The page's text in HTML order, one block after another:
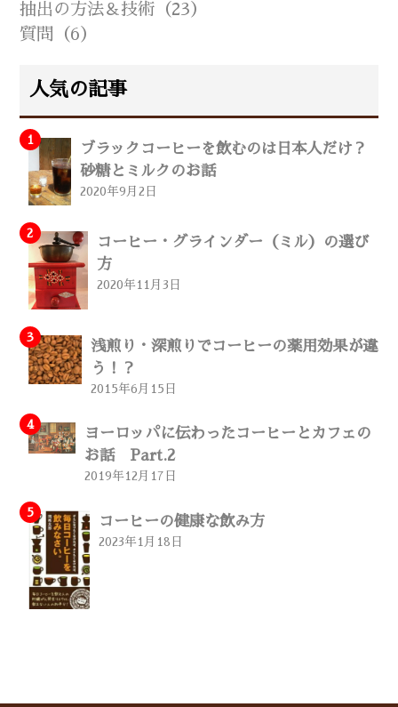
抽出の方法＆技術（23）
質問（6）
人気の記事
ブラックコーヒーを飲むのは日本人だけ？
砂糖とミルクのお話
2020年9月2日
コーヒー・グラインダー（ミル）の選び
方
2020年11月3日
浅煎り・深煎りでコーヒーの薬用効果が違
う！？
2015年6月15日
ヨーロッパに伝わったコーヒーとカフェの
お話 Part.2
2019年12月17日
コーヒーの健康な飲み方
2023年1月18日